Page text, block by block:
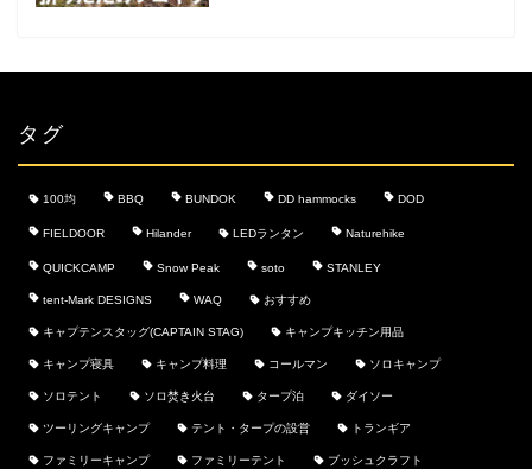
タグ
100均 BBQ BUNDOK DD hammocks DOD
FIELDOOR Hilander LEDランタン Naturehike
QUICKCAMP Snow Peak soto STANLEY
tent-Mark DESIGNS WAQ おすすめ
キャプテンスタッグ(CAPTAIN STAG) キャンプキッチン用品
キャンプ寝具 キャンプ料理 コールマン ソロキャンプ
ソロテント ソロ焚き火台 タープ泊 ダイソー
ツーリングキャンプ テント・タープの設営 トランギア
ファミリーキャンプ ファミリーテント ブッシュクラフト